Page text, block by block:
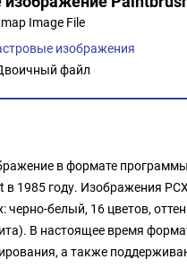
Image File
изображения
файл
в формате
в 1985 году. Изображения
белый, 16 цветов,
В настоящее время
а также